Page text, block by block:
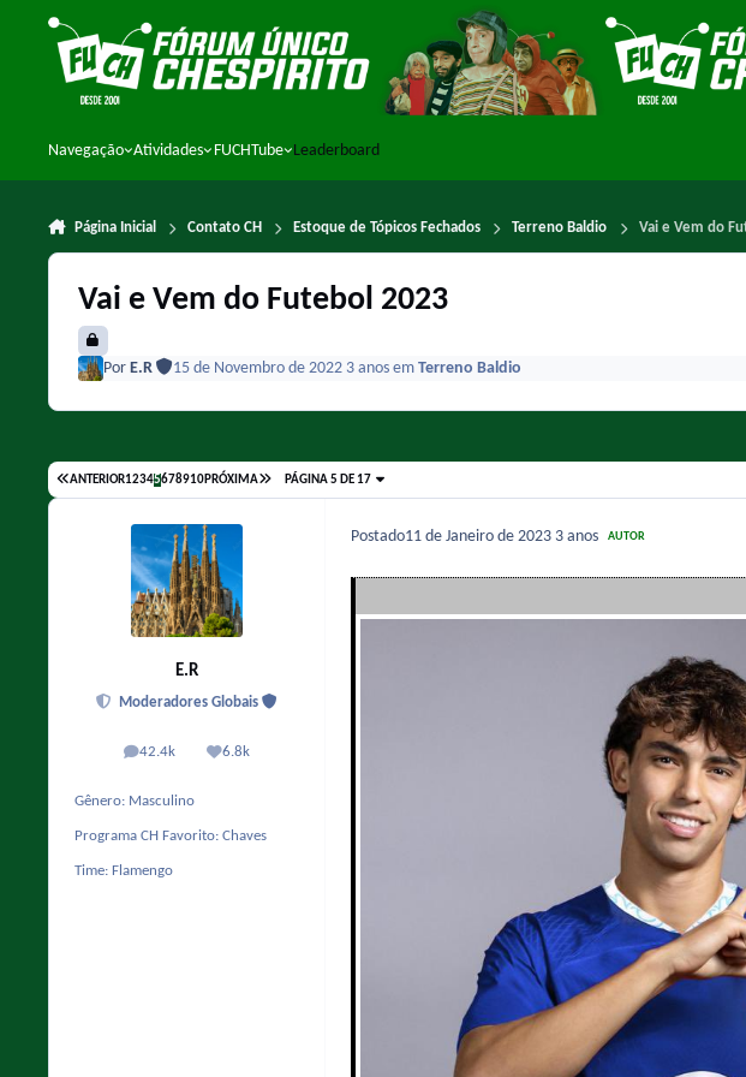
Ir para conteúdo
Navegação Atividades FUCHTube Leaderboard
Página Inicial Contato CH Estoque de Tópicos Fechados Terreno Baldio Vai e Vem do
Vai e Vem do Futebol 2023
Por E.R 15 de Novembro de 2022 3 anos em Terreno Baldio
ANTERIOR12345678910PRÓXIMA PÁGINA 5 DE 17
E.R
Moderadores Globais
42.4k
posts 6.8k
Reputação
Gênero: Masculino
Programa CH Favorito: Chaves
Time: Flamengo
Postado11 de Janeiro de 2023 3 anos AUTOR